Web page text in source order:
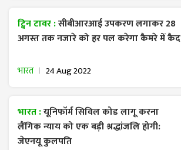
ट्विन टावर :सीबीआरआई उपकरण लगाकर 28
अगस्त तक नजारे को हर पल करेगा कैमरे में कैद
भारत 24 Aug 2022
भारत :यूनिफॉर्म सिविल कोड लागू करना
लैंगिक न्याय को एक बड़ी श्रद्धांजलि होगी:
जेएनयू कुलपति